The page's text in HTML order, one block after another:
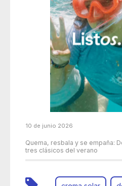
10 de junio 2026
Quema, resbala y se empaña:
tres clásicos del verano